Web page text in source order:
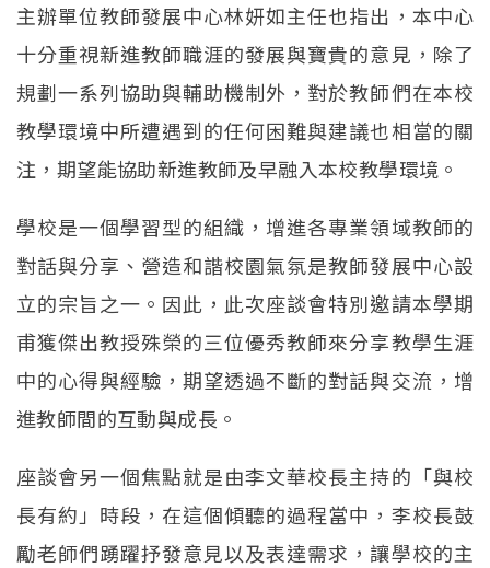
主辦單位教師發展中心林妍如主任也指出，本中心
十分重視新進教師職涯的發展與寶貴的意見，除了
規劃一系列協助與輔助機制外，對於教師們在本校
教學環境中所遭遇到的任何困難與建議也相當的關
注，期望能協助新進教師及早融入本校教學環境。
學校是一個學習型的組織，增進各專業領域教師的
對話與分享、營造和諧校園氣氛是教師發展中心設
立的宗旨之一。因此，此次座談會特別邀請本學期
甫獲傑出教授殊榮的三位優秀教師來分享教學生涯
中的心得與經驗，期望透過不斷的對話與交流，增
進教師間的互動與成長。
座談會另一個焦點就是由李文華校長主持的「與校
長有約」時段，在這個傾聽的過程當中，李校長鼓
勵老師們踴躍抒發意見以及表達需求，讓學校的主